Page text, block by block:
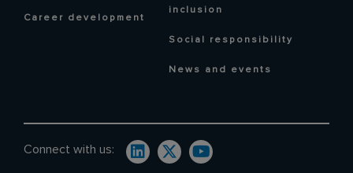
Career development
inclusion
Social responsibility
News and events
Connect with us: